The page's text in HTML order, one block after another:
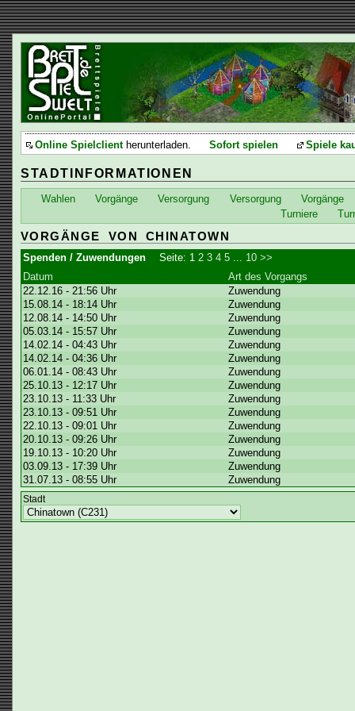
Online Spielclientherunterladen. Sofort spielen Spiele
STADTINFORMATIONEN
Wahlen Vorgänge Versorgung Versorgung
Vorgänge
Turniere
VORGÄNGE VON CHINATOWN
Spenden / Zuwendungen Seite: 1 2 3 4 5 10 >>
Datum
Art des Vorgangs
22.12.16 - 21:56 Uhr
Zuwendung
15.08.14 - 18:14 Uhr
Zuwendung
12.08.14 - 14:50 Uhr
Zuwendung
05.03.14 - 15:57 Uhr
Zuwendung
14.02.14 - 04:43 Uhr
Zuwendung
14.02.14 - 04:36 Uhr
Zuwendung
06.01.14 - 08:43 Uhr
Zuwendung
25.10.13 - 12:17 Uhr
Zuwendung
23.10.13 - 11:33 Uhr
Zuwendung
23.10.13 - 09:51 Uhr
Zuwendung
22.10.13 - 09:01 Uhr
Zuwendung
20.10.13 - 09:26 Uhr
Zuwendung
19.10.13 - 10:20 Uhr
Zuwendung
03.09.13 - 17:39 Uhr
Zuwendung
31.07.13 - 08:55 Uhr
Zuwendung
Stadt